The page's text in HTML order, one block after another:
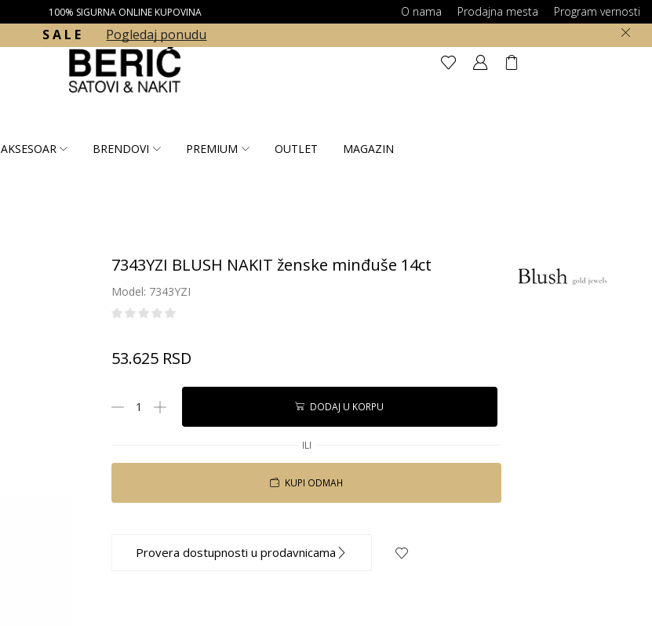
100% SIGURNA ONLINE KUPOVINA O nama Prodajna mesta Program vernosti
S A L E Pogledaj ponudu
AKSESOAR BRENDOVI PREMIUM OUTLET MAGAZIN
7343YZI BLUSH NAKIT ženske minđuše 14ct
Model: 7343YZI
53.625 RSD
DODAJ U KORPU
ILI
KUPI ODMAH
Provera dostupnosti u prodavnicama